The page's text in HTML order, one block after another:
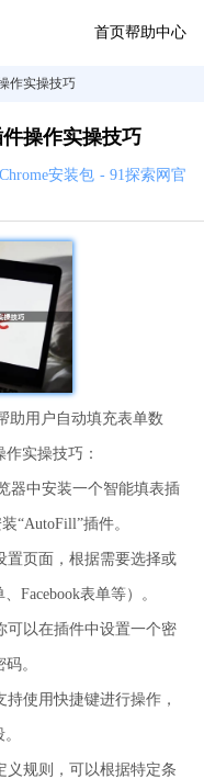
首页帮助中心
作实操技巧
操作实操技巧
安装包 - 91探索网官
助用户自动填充表单数
实操技巧：
器中安装一个智能填表插
“AutoFill”插件。
置页面，根据需要选择或
Facebook表单等）。
可以在插件中设置一个密
。
使用快捷键进行操作，
义规则，可以根据特定条